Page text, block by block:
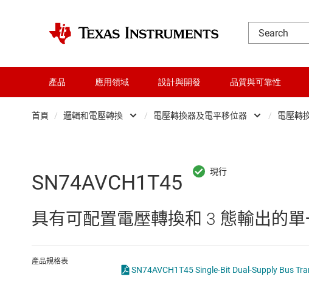
產品 應用領域 設計與開發 品質與可靠性
首頁 / 邏輯和電壓轉換
射頻 (RF) 與微波
感測器
邏輯和
電池管
/ 電壓轉換器及電平移位器
可配置且可編程邏輯 IC
正反器、鎖存器和暫存器
邏輯閘
/ 電壓轉
SN74AVCH1T45
具有可配置電壓轉換和 3 態輸出的
產品規格表